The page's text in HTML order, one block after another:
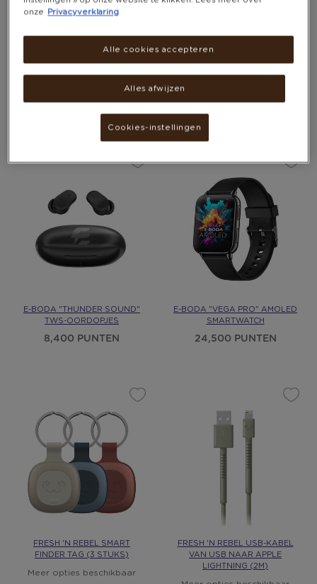
ALUMINIUM − SPORTBANDJE
Meer opties beschikbaar 11,000 PUNTEN
E-BODA "THUNDER SOUND"
TWS-OORDOPJES
8,400 PUNTEN
E-BODA "VEGA PRO" AMOLED
SMARTWATCH
24,500 PUNTEN
FRESH 'N REBEL SMART
FINDER TAG (3 STUKS)
Meer opties beschikbaar
FRESH 'N REBEL USB-KABEL
VAN USB NAAR APPLE
LIGHTNING (2M)
onze
Privacyverklaring
Alles afwijzen
Alle cookies accepteren
Cookies-instellingen